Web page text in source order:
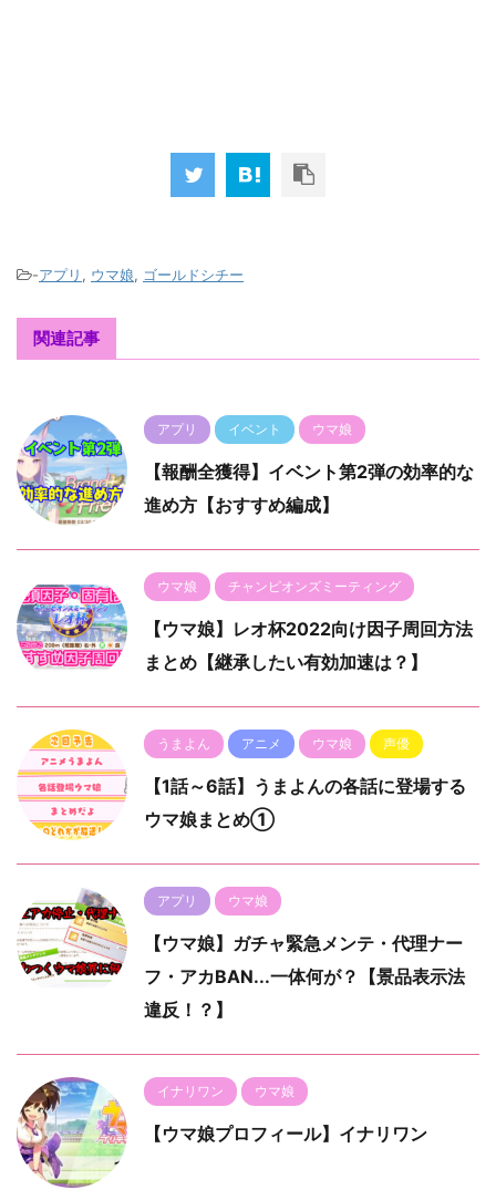
-アプリ , ウマ娘, ゴールドシチー
関連記事
アプリ イベント ウマ娘
【報酬全獲得】イベント第2弾の効率的な
進め方【おすすめ編成】
ウマ娘 チャンピオンズミーティング
【ウマ娘】レオ杯2022向け因子周回方法
まとめ【継承したい有効加速は？】
うまよん アニメ ウマ娘 声優
【1話～6話】うまよんの各話に登場する
ウマ娘まとめ①
アプリ ウマ娘
【ウマ娘】ガチャ緊急メンテ・代理ナー
フ・アカBAN...一体何が？【景品表示法
違反！？】
イナリワン ウマ娘
【ウマ娘プロフィール】イナリワン